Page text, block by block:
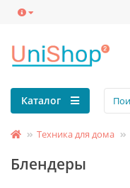
Каталог
Техника для дома
Блендеры